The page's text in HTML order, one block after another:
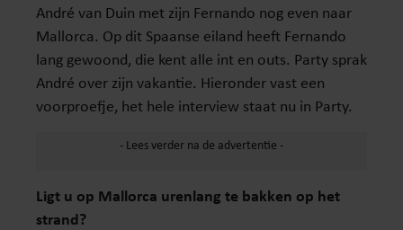
André van Duin met zijn Fernando nog even naar
Mallorca. Op dit Spaanse eiland heeft Fernando
lang gewoond, die kent alle int en outs. Party sprak
André over zijn vakantie. Hieronder vast een
voorproefje, het hele interview staat nu in Party.
Ligt u op Mallorca urenlang te bakken op het
strand?